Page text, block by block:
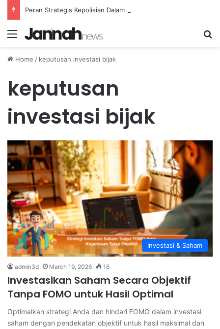
Menu
Home / keputusan investasi bijak
keputusan
investasi bijak
Investasi & Saham
admin3d March 19, 2026 16
Investasikan Saham Secara Objektif
Tanpa FOMO untuk Hasil Optimal
Optimalkan strategi Anda dan hindari FOMO dalam investasi
saham dengan pendekatan objektif untuk hasil maksimal dan